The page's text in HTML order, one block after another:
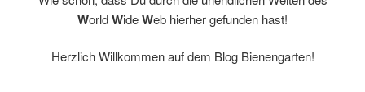
WorldWideWeb hierher gefunden hast!
Herzlich Willkommen auf dem Blog Bienengarten!